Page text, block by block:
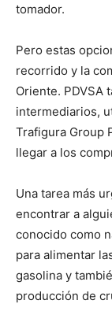
tomador.
Pero estas
recorrido y la
Oriente. PDVSA
intermediarios,
Trafigura Group
llegar a los
Una tarea más
encontrar a
conocido como
para alimentar
gasolina y
producción de